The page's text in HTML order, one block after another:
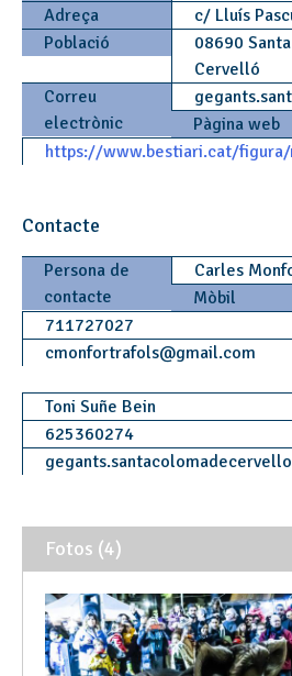
Adreça
c/ Lluís
Població
08690
Cervelló
Correu
electrònic
Pàgina web
https://www.bestiari.cat/
Contacte
Persona de
contacte
Carles
Mòbil
711727027
cmonfortrafols@gmail.com
Toni Suñe Bein
625360274
gegants.santacolomadecervello
Fotos (4)